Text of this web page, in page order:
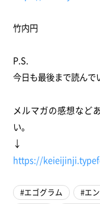
竹内円
P.S.
今日も最後まで読んで
メルマガの感想など
い。
↓
https://
エゴグラム エ